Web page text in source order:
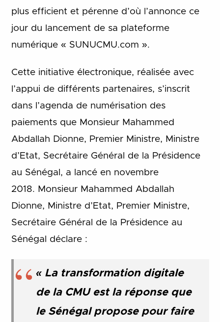
plus efficient et pérenne d’où l’annonce ce
jour du lancement de sa plateforme
numérique « SUNUCMU.com ».
Cette initiative électronique, réalisée avec
l’appui de différents partenaires, s’inscrit
dans l’agenda de numérisation des
paiements que Monsieur Mahammed
Abdallah Dionne, Premier Ministre, Ministre
d’Etat, Secrétaire Général de la Présidence
au Sénégal, a lancé en novembre
2018. Monsieur Mahammed Abdallah
Dionne, Ministre d’Etat, Premier Ministre,
Secrétaire Général de la Présidence au
Sénégal déclare :
« La transformation digitale
de la CMU est la réponse que
le Sénégal propose pour faire